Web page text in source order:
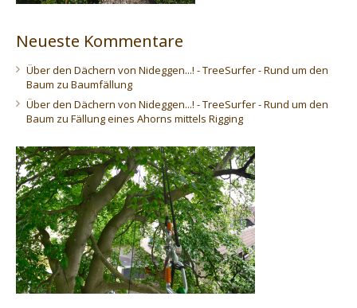
Neueste Kommentare
Über den Dächern von Nideggen...! - TreeSurfer - Rund um den
Baum zu Baumfällung
Über den Dächern von Nideggen...! - TreeSurfer - Rund um den
Baum zu Fällung eines Ahorns mittels Rigging